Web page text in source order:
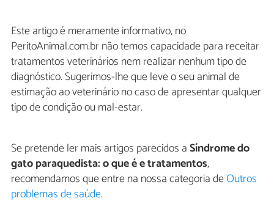
Este artigo é meramente informativo, no
PeritoAnimal.com.br não temos capacidade para receitar
tratamentos veterinários nem realizar nenhum tipo de
diagnóstico. Sugerimos-lhe que leve o seu animal de
estimação ao veterinário no caso de apresentar qualquer
tipo de condição ou mal-estar.
Se pretende ler mais artigos parecidos aSíndrome do
gato paraquedista: o que é e tratamentos,
recomendamos que entre na nossa categoria deOutros
problemas de saúde.